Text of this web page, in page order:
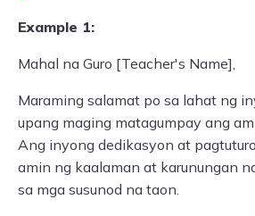
Example 1:
Mahal na Guro [Teacher's Name],
Maraming salamat po sa lahat ng
upang maging matagumpay ang
Ang inyong dedikasyon at
amin ng kaalaman at karunungan
sa mga susunod na taon.